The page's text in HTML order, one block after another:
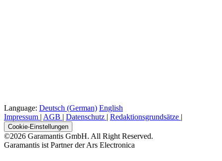
Language: Deutsch (German) English
Impressum | AGB | Datenschutz | Redaktionsgrundsätze |
Cookie-Einstellungen
©2026 Garamantis GmbH. All Right Reserved.
Garamantis ist Partner der Ars Electronica